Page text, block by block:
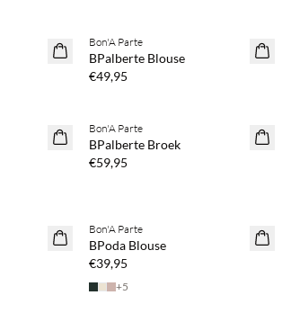
NEWS
Bon'A Parte
BPalberte Blouse
€49,95
NEWS
Bon'A Parte
BPalberte Broek
€59,95
NEWS
Bon'A Parte
BPoda Blouse
€39,95
+5